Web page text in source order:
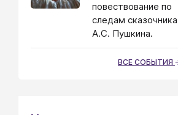
повествование по
следам сказочника
А.С. Пушкина.
ВСЕ СОБЫТИЯ